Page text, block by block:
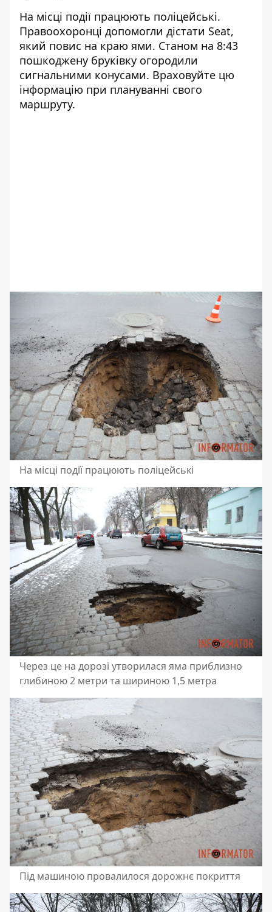
На місці події працюють поліцейські.
Правоохоронці допомогли дістати Seat,
який повис на краю ями. Станом на 8:43
пошкоджену бруківку огородили
сигнальними конусами. Враховуйте цю
інформацію при плануванні свого
маршруту.
На місці події працюють поліцейські
Через це на дорозі утворилася яма приблизно
глибиною 2 метри та шириною 1,5 метра
Під машиною провалилося дорожнє покриття